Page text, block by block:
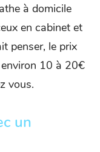
à domicile
en cabinet et
penser, le prix
environ 10 à 20€
vous.
un